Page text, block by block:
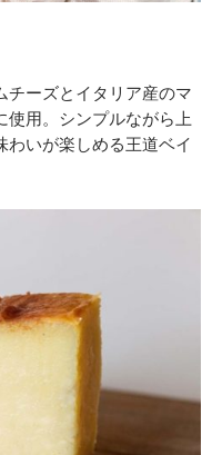
チーズとイタリア産のマ
使用。シンプルながら上
わいが楽しめる王道ベイ